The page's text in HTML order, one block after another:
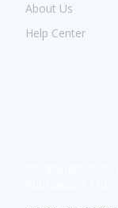
About Us
Help Center